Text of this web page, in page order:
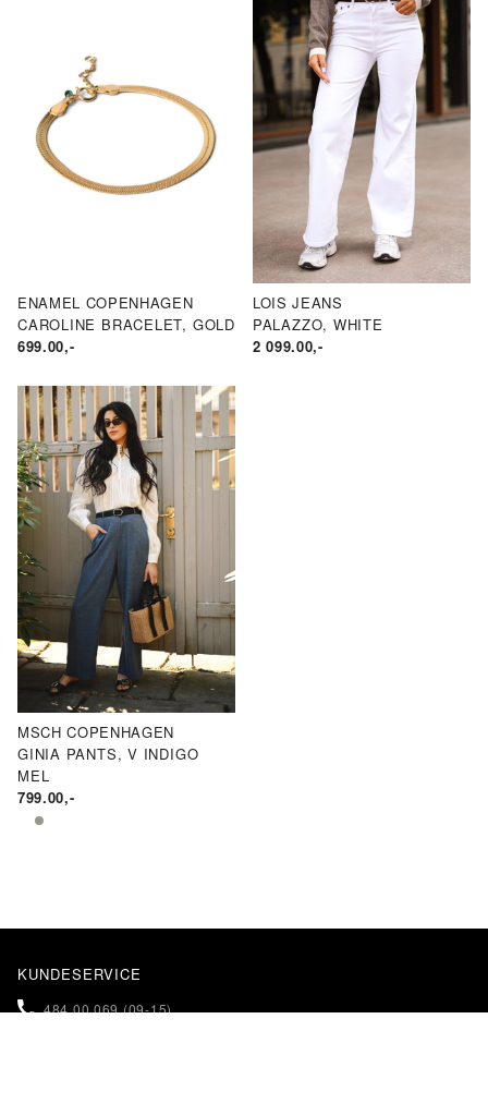
ENAMEL COPENHAGEN
CAROLINE BRACELET, GOLD
699.00,-
LOIS JEANS
PALAZZO, WHITE
2 099.00,-
MSCH COPENHAGEN
GINIA PANTS, V INDIGO
MEL
799.00,-
KUNDESERVICE
484 00 069 (09-15)